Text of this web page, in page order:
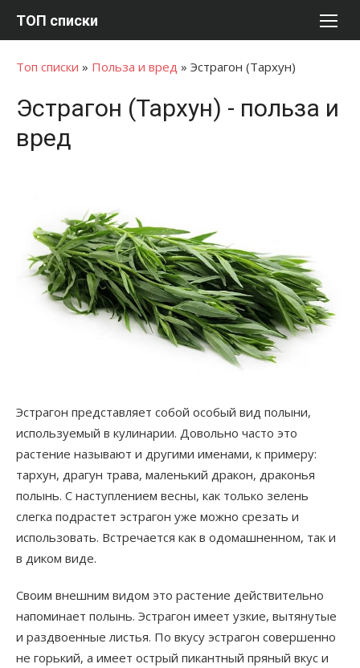
ТОП списки
Топ списки » Польза и вред » Эстрагон (Тархун)
Эстрагон (Тархун) - польза и
вред
Эстрагон представляет собой особый вид полыни,
используемый в кулинарии. Довольно часто это
растение называют и другими именами, к примеру:
тархун, драгун трава, маленький дракон, драконья
полынь. С наступлением весны, как только зелень
слегка подрастет эстрагон уже можно срезать и
использовать. Встречается как в одомашненном, так и
в диком виде.
Своим внешним видом это растение действительно
напоминает полынь. Эстрагон имеет узкие, вытянутые
и раздвоенные листья. По вкусу эстрагон совершенно
не горький, а имеет острый пикантный пряный вкус и